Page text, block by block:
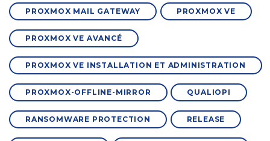
PROXMOX MAIL GATEWAY PROXMOX VE
PROXMOX VE AVANCÉ
PROXMOX VE INSTALLATION ET ADMINISTRATION
PROXMOX-OFFLINE-MIRROR QUALIOPI
RANSOMWARE PROTECTION RELEASE